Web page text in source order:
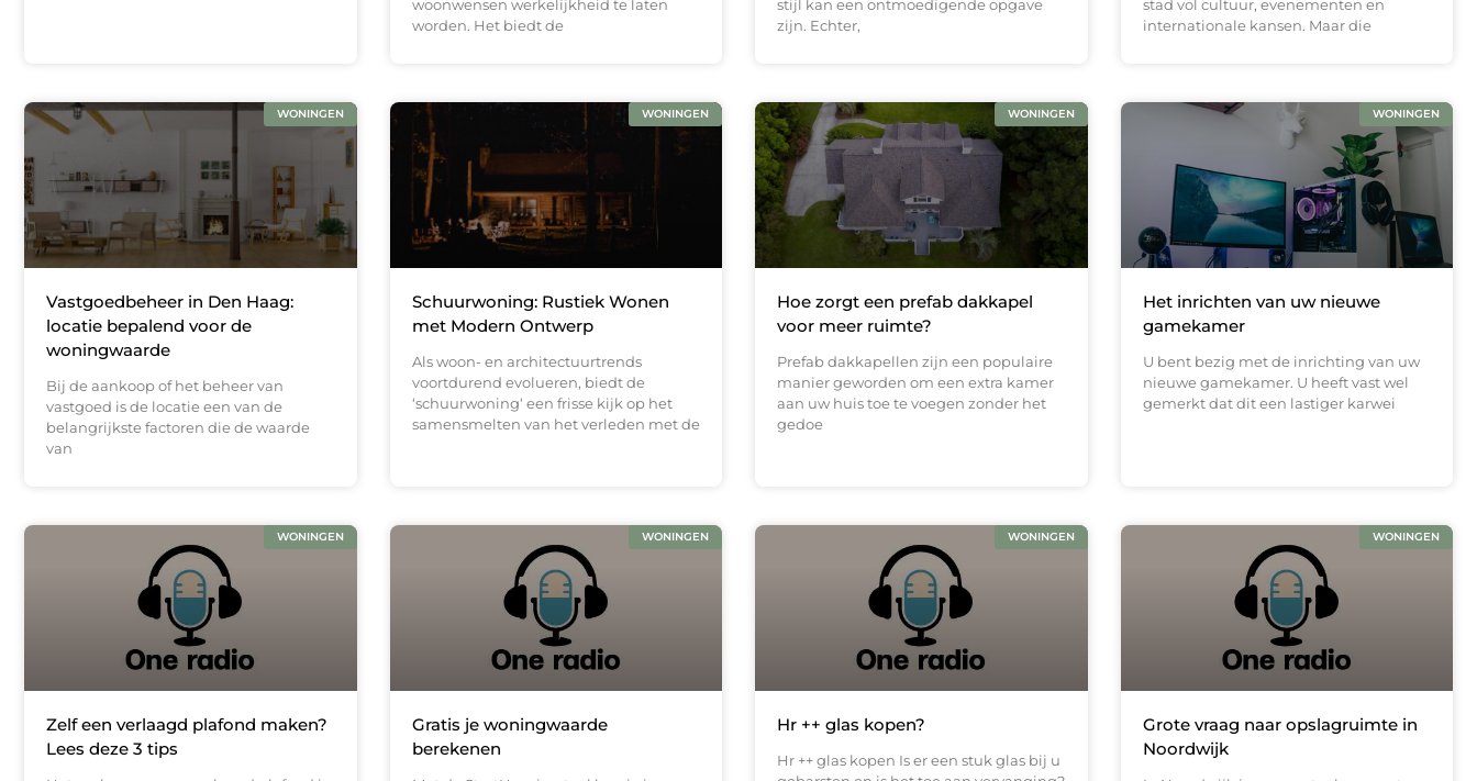
woonwensen werkelijkheid te laten
worden. Het biedt de
stijl kan een ontmoedigende opgave
zijn. Echter,
stad vol cultuur, evenementen en
internationale kansen. Maar die
WONINGEN
Vastgoedbeheer in Den Haag:
locatie bepalend voor de
woningwaarde
Bij de aankoop of het beheer van
vastgoed is de locatie een van de
belangrijkste factoren die de waarde
van
WONINGEN
Schuurwoning: Rustiek Wonen
met Modern Ontwerp
Als woon- en architectuurtrends
voortdurend evolueren, biedt de
‘schuurwoning‘ een frisse kijk op het
samensmelten van het verleden met de
WONINGEN
Hoe zorgt een prefab dakkapel
voor meer ruimte?
Prefab dakkapellen zijn een populaire
manier geworden om een extra kamer
aan uw huis toe te voegen zonder het
gedoe
WONINGEN
Het inrichten van uw nieuwe
gamekamer
U bent bezig met de inrichting van uw
nieuwe gamekamer. U heeft vast wel
gemerkt dat dit een lastiger karwei
WONINGEN
Zelf een verlaagd plafond maken?
Lees deze 3 tips
WONINGEN
Gratis je woningwaarde
berekenen
WONINGEN
Hr ++ glas kopen?
Hr ++ glas kopen Is er een stuk glas bij u
WONINGEN
Grote vraag naar opslagruimte in
Noordwijk